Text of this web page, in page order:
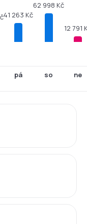
41 263 Kč
pá
62 998 Kč
so
12 791
ne